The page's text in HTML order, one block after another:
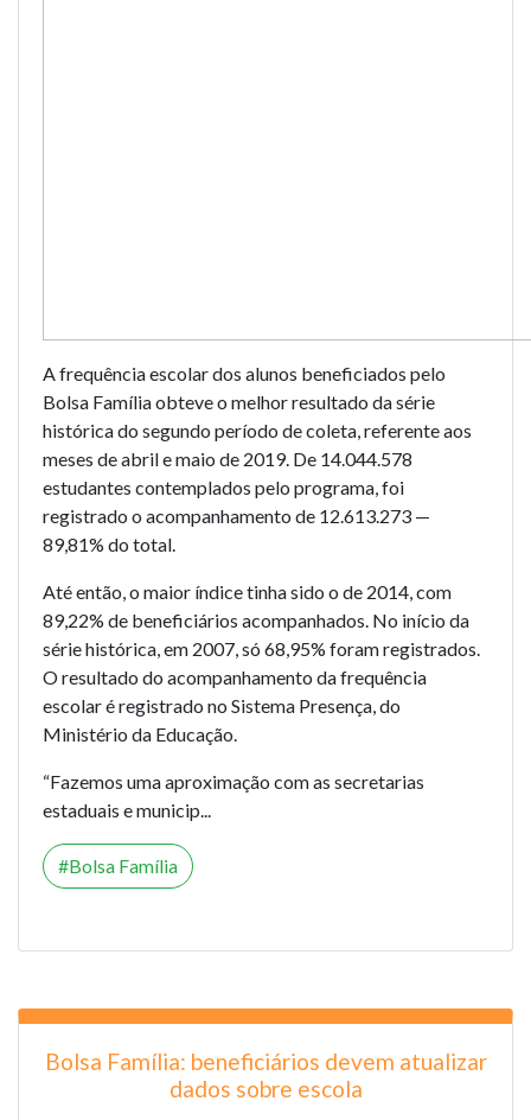
A frequência escolar dos alunos beneficiados pelo
Bolsa Família obteve o melhor resultado da série
histórica do segundo período de coleta, referente aos
meses de abril e maio de 2019. De 14.044.578
estudantes contemplados pelo programa, foi
registrado o acompanhamento de 12.613.273 —
89,81% do total.
Até então, o maior índice tinha sido o de 2014, com
89,22% de beneficiários acompanhados. No início da
série histórica, em 2007, só 68,95% foram registrados.
O resultado do acompanhamento da frequência
escolar é registrado no Sistema Presença, do
Ministério da Educação.
“Fazemos uma aproximação com as secretarias
estaduais e municip...
Bolsa Família
Bolsa Família: beneficiários devem atualizar
dados sobre escola